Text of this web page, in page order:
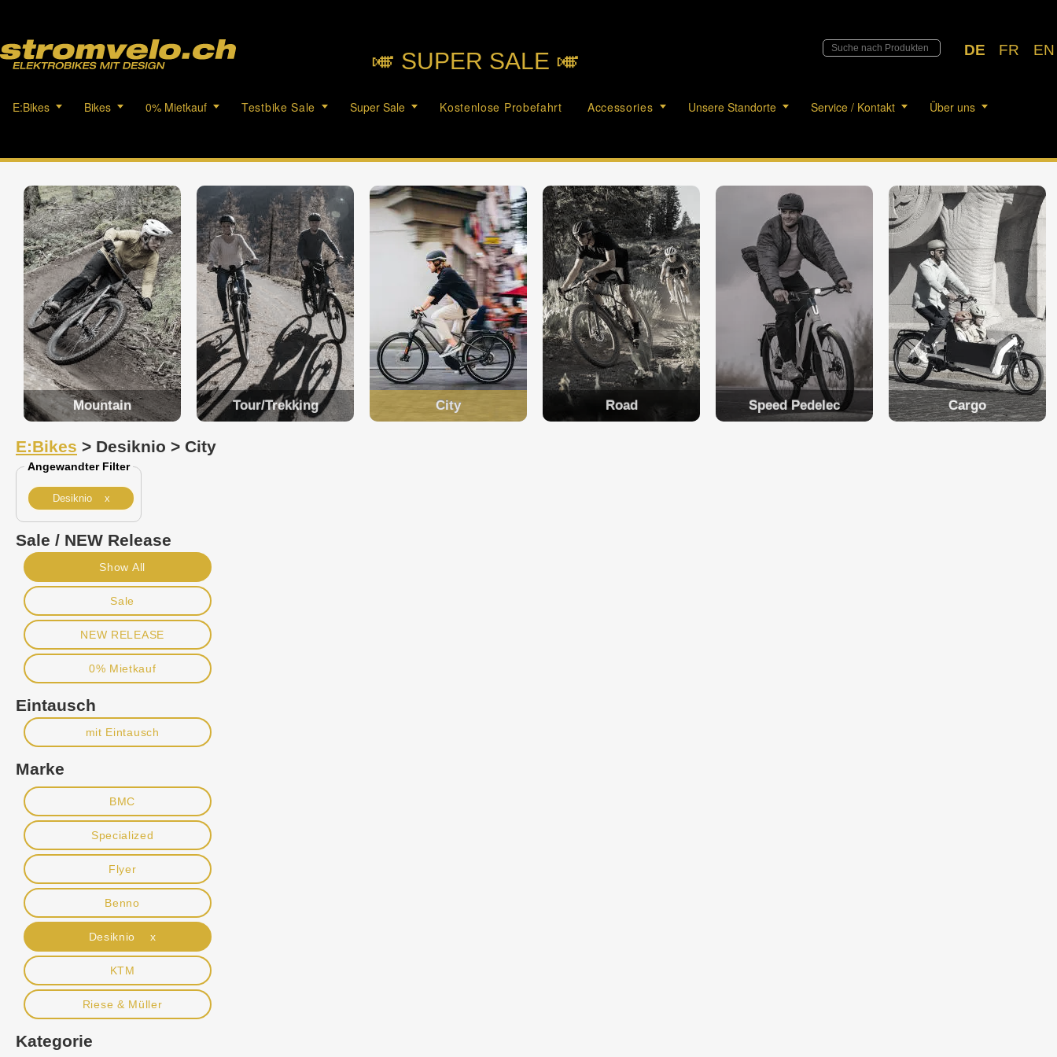
DE FR EN
🎺︎ SUPER SALE 🎺︎
E:Bikes Bikes 0% Mietkauf Testbike Sale Super Sale Kostenlose Probefahrt Accessories Unsere Standorte Service / Kontakt Über uns
Mountain Tour/Trekking City Road Speed Pedelec Cargo
E:Bikes > Desiknio > City
Angewandter Filter
Desiknio x
Sale / NEW Release
Show All
Sale
NEW RELEASE
0% Mietkauf
Eintausch
mit Eintausch
Marke
BMC
Specialized
Flyer
Benno
Desiknio x
KTM
Riese & Müller
Kategorie